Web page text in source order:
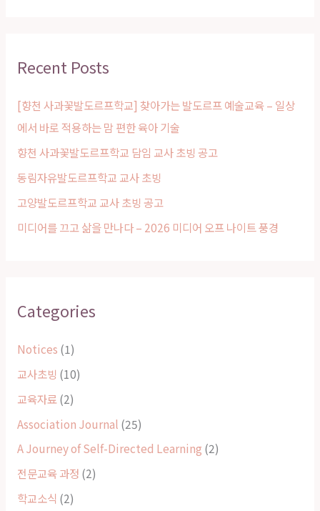
c
f
o
r
:
Recent Posts
[향천 사과꽃발도르프학교] 찾아가는 발도르프 예술교육 – 일상
에서 바로 적용하는 맘 편한 육아 기술
향천 사과꽃발도르프학교 담임 교사 초빙 공고
동림자유발도르프학교 교사 초빙
고양발도르프학교 교사 초빙 공고
미디어를 끄고 삶을 만나다 – 2026 미디어 오프 나이트 풍경
Categories
Notices (1)
교사초빙 (10)
교육자료(2)
Association Journal (25)
A Journey of Self-Directed Learning (2)
전문교육 과정 (2)
학교소식 (2)